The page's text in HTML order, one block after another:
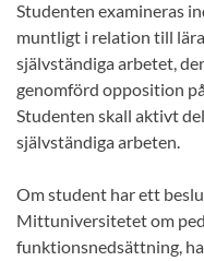
Studenten examineras
muntligt i relation till
självständiga arbetet,
genomförd opposition
Studenten skall aktivt
självständiga arbeten.
Om student har ett
Mittuniversitetet om
funktionsnedsättning,